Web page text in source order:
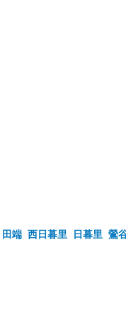
田端 西日暮里 日暮里 鶯